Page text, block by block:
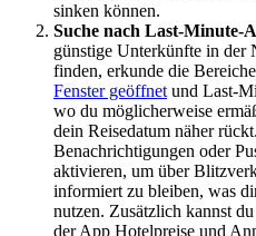
sinken können.
Suche nach Last-Minute-
günstige Unterkünfte in der
finden, erkunde die Bereiche
Fenster geöffnet und Last-
wo du möglicherweise
dein Reisedatum näher
Benachrichtigungen oder
aktivieren, um über
informiert zu bleiben, was
nutzen. Zusätzlich kannst
der App Hotelpreise und